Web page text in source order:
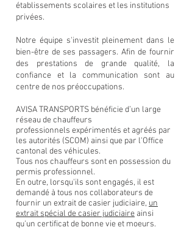
établissements scolaires et les institutions
privées.
Notre équipe s'investit pleinement dans le
bien-être de ses passagers. Afin de fournir
des prestations de grande qualité, la
confiance et la communication sont au
centre de nos préoccupations.
AVISA TRANSPORTS bénéficie d’un large
réseau de chauffeurs
professionnels expérimentés et agréés par
les autorités (SCOM) ainsi que par l'Office
cantonal des véhicules.
Tous nos chauffeurs sont en possession du
permis professionnel.
En outre, lorsqu'ils sont engagés, il est
demandé à tous nos collaborateurs de
fournir un extrait de casier judiciaire, un
extrait spécial de casier judiciaire ainsi
qu'un certificat de bonne vie et moeurs.